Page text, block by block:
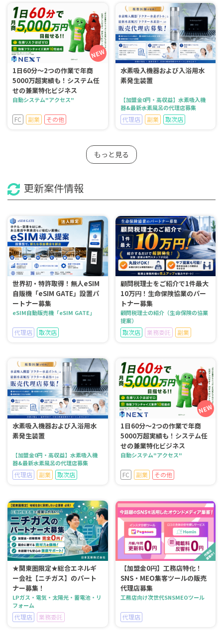
1日60分～2つの作業で年商
5000万超実績も！システム任
せの兼業特化ビジネス
自動システム"アクセス"
FC 副業 その他
水素吸入機器および入浴用水
素発生装置
【加盟金0円・高収益】水素吸入機
器&最新水素風呂の代理店募集
代理店 副業 取次店
もっと見る
更新案件情報
世界初・特許取得！無人eSIM
自販機「eSIM GATE」設置パ
ートナー募集
eSIM自動販売機「eSIM GATE」
代理店 取次店
顧問税理士をご紹介で1件最大
10万円！生命保険協業のパー
トナー募集
顧問税理士の紹介（生命保険の協業
提案）
取次店 業務委託 副業
水素吸入機器および入浴用水
素発生装置
【加盟金0円・高収益】水素吸入機
器&最新水素風呂の代理店募集
代理店 副業 取次店
1日60分～2つの作業で年商
5000万超実績も！システム任
せの兼業特化ビジネス
自動システム"アクセス"
FC 副業 その他
★関東圏限定★総合エネルギ
ー会社【ニチガス】のパート
ナー募集！
LPガス・電気・太陽光・蓄電池・リ
フォーム
代理店 業務委託
【加盟金0円】工務店特化！
SNS・MEO集客ツールの販売
代理店募集
工務店向け次世代SNSMEOツール
代理店